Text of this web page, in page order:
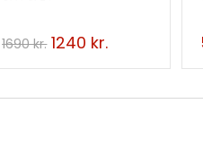
1690kr. 1240 kr.